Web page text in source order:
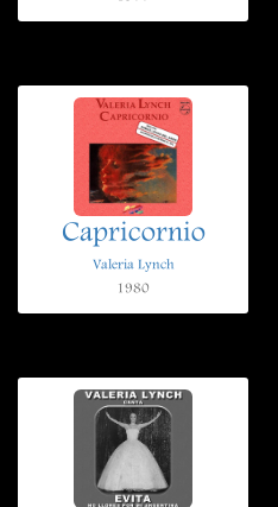
Capricornio
Valeria Lynch
1980